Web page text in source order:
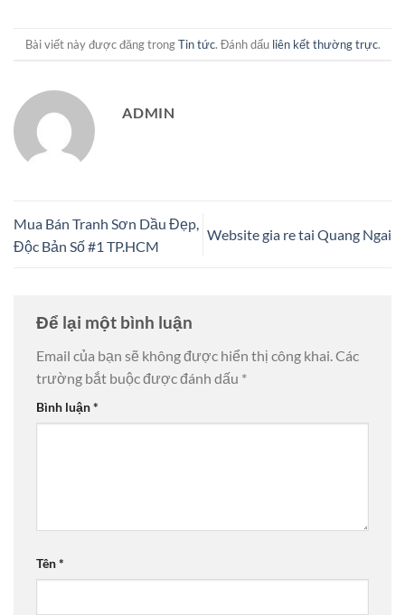
Bài viết này được đăng trongTin tức. Đánh dấu liên kết thường trực.
ADMIN
Mua Bán Tranh Sơn Dầu Đẹp,
Độc Bản Số #1 TP.HCM
Website gia re tai Quang Ngai
Để lại một bình luận
Email của bạn sẽ không được hiển thị công khai.Các
trường bắt buộc được đánh dấu *
Bình luận*
Tên*